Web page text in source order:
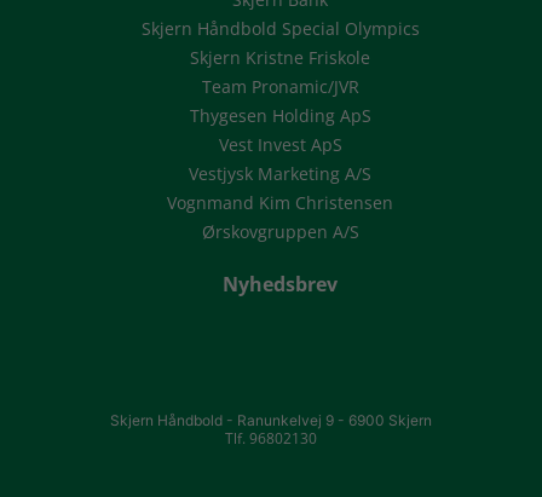
Skjern Håndbold Special Olympics
Skjern Kristne Friskole
Team Pronamic/JVR
Thygesen Holding ApS
Vest Invest ApS
Vestjysk Marketing A/S
Vognmand Kim Christensen
Ørskovgruppen A/S
Nyhedsbrev
Skjern Håndbold - Ranunkelvej 9 - 6900 Skjern
Tlf. 96802130